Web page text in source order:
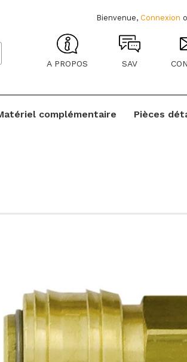
Bienvenue, Connexion
A PROPOS SAV
complémentaire Pièces